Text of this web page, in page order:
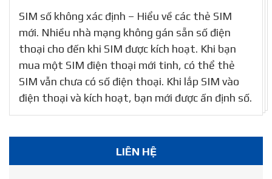
SIM số không xác định – Hiểu về các thẻ SIM
mới. Nhiều nhà mạng không gán sẵn số điện
thoại cho đến khi SIM được kích hoạt. Khi bạn
mua một SIM điện thoại mới tinh, có thể thẻ
SIM vẫn chưa có số điện thoại. Khi lắp SIM vào
điện thoại và kích hoạt, bạn mới được ấn định số.
LIÊN HỆ